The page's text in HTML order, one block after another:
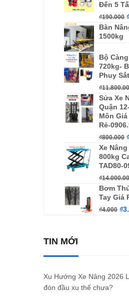
Đến 5
₫190.000
Bàn
1500kg
Bộ
720kg-
Phuy
₫
Sửa Xe
Quận
Môn Giá
Rẻ-
₫800.000
Xe
800kg
TAD80-
₫
Bơm
Tay Giá
₫4.000 ₫
TIN MỚI
Xu Hướng Xe Nâng 2026
đón đầu xu thế chưa?